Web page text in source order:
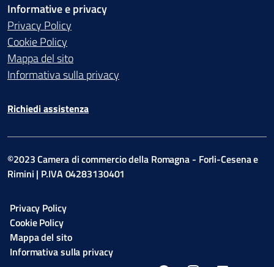
Informative e privacy
Privacy Policy
Cookie Policy
Mappa del sito
Informativa sulla privacy
Richiedi assistenza
©2023 Camera di commercio della Romagna - Forli-Cesena e
Rimini | P.IVA 04283130401
Privacy Policy
Cookie Policy
Mappa del sito
Informativa sulla privacy